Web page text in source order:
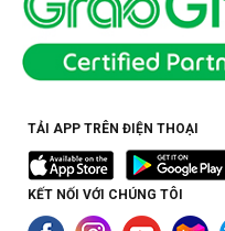
TẢI APP TRÊN ĐIỆN THOẠI
KẾT NỐI VỚI CHÚNG TÔI